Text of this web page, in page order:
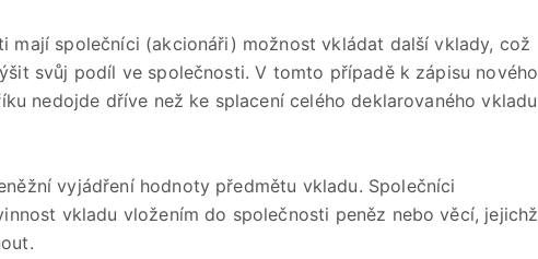
mají společníci (akcionáři) možnost vkládat další vklady, což
svůj podíl ve společnosti. V tomto případě k zápisu nového
nedojde dříve než ke splacení celého deklarovaného vkladu
vyjádření hodnoty předmětu vkladu. Společníci
vkladu vložením do společnosti peněz nebo věcí, jejichž